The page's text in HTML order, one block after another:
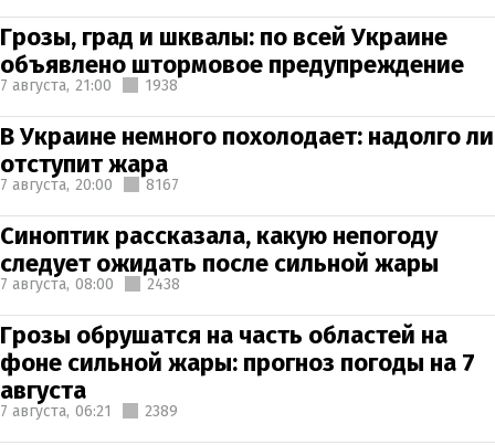
Грозы, град и шквалы: по всей Украине
объявлено штормовое предупреждение
7 августа, 21:00 1938
В Украине немного похолодает: надолго ли
отступит жара
7 августа, 20:00 8167
Синоптик рассказала, какую непогоду
следует ожидать после сильной жары
7 августа, 08:00 2438
Грозы обрушатся на часть областей на
фоне сильной жары: прогноз погоды на 7
августа
7 августа, 06:21 2389